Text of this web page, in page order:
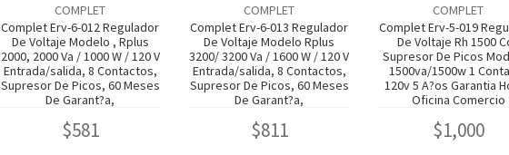
COMPLET
Complet Erv-6-012 Regulador
De Voltaje Modelo , Rplus
2000, 2000 Va / 1000 W / 120 V
Entrada/salida, 8 Contactos,
Supresor De Picos, 60 Meses
De Garant?a,
$581
COMPLET
Complet Erv-6-013 Regulador
De Voltaje Modelo Rplus
3200/ 3200 Va / 1600 W / 120 V
Entrada/salida, 8 Contactos,
Supresor De Picos, 60 Meses
De Garant?a,
$811
COMPLET
Complet Erv-5-019
De Voltaje Rh 1500
Supresor De Picos
1500va/1500w 1
120v 5 A?os Garantia
Oficina Comercio
$1,000